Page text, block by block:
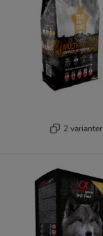
2 varianter